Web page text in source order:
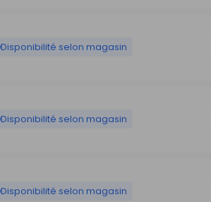
Disponibilité selon magasin
Disponibilité selon magasin
Disponibilité selon magasin